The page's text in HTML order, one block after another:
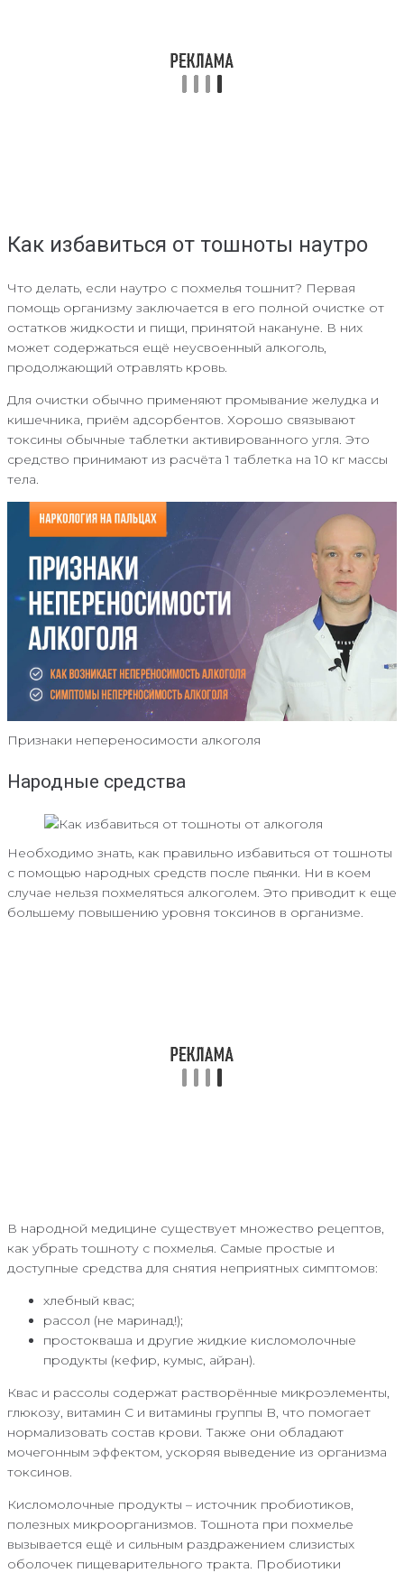
Как избавиться от тошноты наутро
Что делать, если наутро с похмелья тошнит? Первая
помощь организму заключается в его полной очистке от
остатков жидкости и пищи, принятой накануне. В них
может содержаться ещё неусвоенный алкоголь,
продолжающий отравлять кровь.
Для очистки обычно применяют промывание желудка и
кишечника, приём адсорбентов. Хорошо связывают
токсины обычные таблетки активированного угля. Это
средство принимают из расчёта 1 таблетка на 10 кг массы
тела.
Признаки непереносимости алкоголя
Народные средства
Необходимо знать, как правильно избавиться от тошноты
с помощью народных средств после пьянки. Ни в коем
случае нельзя похмеляться алкоголем. Это приводит к еще
большему повышению уровня токсинов в организме.
В народной медицине существует множество рецептов,
как убрать тошноту с похмелья. Самые простые и
доступные средства для снятия неприятных симптомов:
хлебный квас;
рассол (не маринад!);
простокваша и другие жидкие кисломолочные
продукты (кефир, кумыс, айран).
Квас и рассолы содержат растворённые микроэлементы,
глюкозу, витамин C и витамины группы B, что помогает
нормализовать состав крови. Также они обладают
мочегонным эффектом, ускоряя выведение из организма
токсинов.
Кисломолочные продукты – источник пробиотиков,
полезных микроорганизмов. Тошнота при похмелье
вызывается ещё и сильным раздражением слизистых
оболочек пищеварительного тракта. Пробиотики